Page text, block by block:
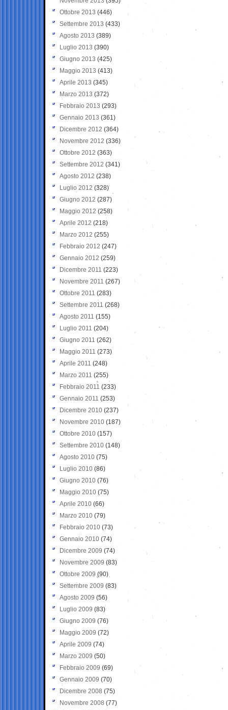
Ottobre 2013 (446)
Settembre 2013 (433)
Agosto 2013 (389)
Luglio 2013 (390)
Giugno 2013 (425)
Maggio 2013 (413)
Aprile 2013 (345)
Marzo 2013 (372)
Febbraio 2013 (293)
Gennaio 2013 (361)
Dicembre 2012 (364)
Novembre 2012 (336)
Ottobre 2012 (363)
Settembre 2012 (341)
Agosto 2012 (238)
Luglio 2012 (328)
Giugno 2012 (287)
Maggio 2012 (258)
Aprile 2012 (218)
Marzo 2012 (255)
Febbraio 2012 (247)
Gennaio 2012 (259)
Dicembre 2011 (223)
Novembre 2011 (267)
Ottobre 2011 (283)
Settembre 2011 (268)
Agosto 2011 (155)
Luglio 2011 (204)
Giugno 2011 (262)
Maggio 2011 (273)
Aprile 2011 (248)
Marzo 2011 (255)
Febbraio 2011 (233)
Gennaio 2011 (253)
Dicembre 2010 (237)
Novembre 2010 (187)
Ottobre 2010 (157)
Settembre 2010 (148)
Agosto 2010 (75)
Luglio 2010 (86)
Giugno 2010 (76)
Maggio 2010 (75)
Aprile 2010 (66)
Marzo 2010 (79)
Febbraio 2010 (73)
Gennaio 2010 (74)
Dicembre 2009 (74)
Novembre 2009 (83)
Ottobre 2009 (90)
Settembre 2009 (83)
Agosto 2009 (56)
Luglio 2009 (83)
Giugno 2009 (76)
Maggio 2009 (72)
Aprile 2009 (74)
Marzo 2009 (50)
Febbraio 2009 (69)
Gennaio 2009 (70)
Dicembre 2008 (75)
Novembre 2008 (77)